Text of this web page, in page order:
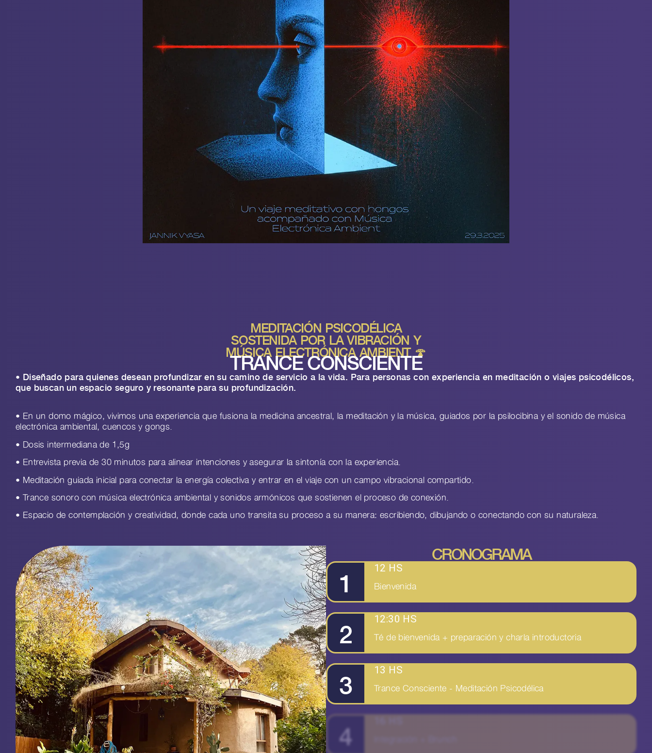
MEDITACIÓN PSICODÉLICA
SOSTENIDA POR LA VIBRACIÓN Y
MÚSICA ELECTRÓNICA AMBIENT 🍄
TRANCE CONSCIENTE
• Diseñado para quienes desean profundizar en su camino de servicio a la vida. Para personas con experiencia en meditación o viajes psicodélicos,
que buscan un espacio seguro y resonante para su profundización.
• En un domo mágico, vivimos una experiencia que fusiona la medicina ancestral, la meditación y la música, guiados por la psilocibina y el sonido de música
electrónica ambiental, cuencos y gongs.
• Dosis intermediana de 1,5g
• Entrevista previa de 30 minutos para alinear intenciones y asegurar la sintonía con la experiencia.
• Meditación guiada inicial para conectar la energía colectiva y entrar en el viaje con un campo vibracional compartido.
• Trance sonoro con música electrónica ambiental y sonidos armónicos que sostienen el proceso de conexión.
• Espacio de contemplación y creatividad, donde cada uno transita su proceso a su manera: escribiendo, dibujando o conectando con su naturaleza.
CRONOGRAMA
1 12 HS
Bienvenida
2 12:30 HS
Té de bienvenida + preparación y charla introductoria
3 13 HS
Trance Consciente - Meditación Psicodélica
4